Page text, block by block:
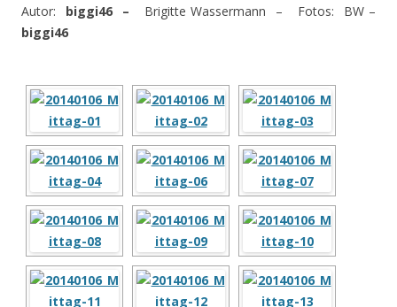
Autor: biggi46 –
Brigitte Wassermann – Fotos: BW –
biggi46